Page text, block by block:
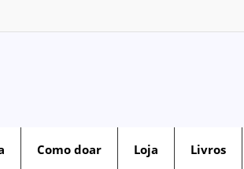
Como doar Loja Livros